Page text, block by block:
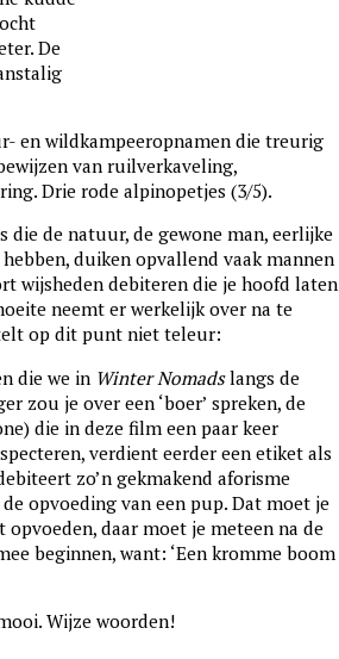
De
en wildkampeeropnamen die treurig
van ruilverkaveling,
Drie rode alpinopetjes (3/5).
die de natuur, de gewone man, eerlijke
duiken opvallend vaak mannen
wijsheden debiteren die je hoofd laten
neemt er werkelijk over na te
op dit punt niet teleur:
die we in Winter Nomadslangs de
zou je over een ‘boer’ spreken, de
die in deze film een paar keer
verdient eerder een etiket als
zo’n gekmakend aforisme
opvoeding van een pup. Dat moet je
daar moet je meteen na de
beginnen, want: ‘Een kromme boom
Wijze woorden!